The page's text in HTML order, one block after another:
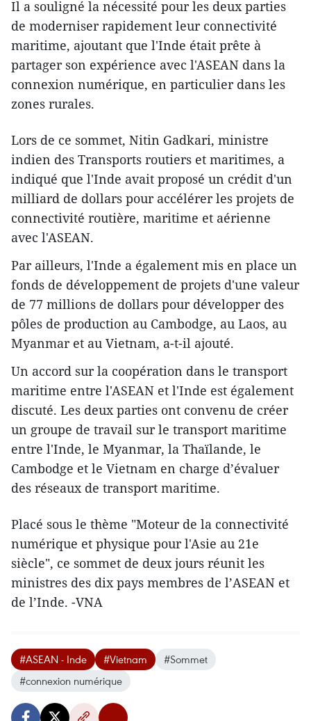
Il a souligné la nécessité pour les deux parties
de moderniser rapidement leur connectivité
maritime, ajoutant que l'Inde était prête à
partager son expérience avec l'ASEAN dans la
connexion numérique, en particulier dans les
zones rurales.
Lors de ce sommet, Nitin Gadkari, ministre
indien des ​Transports routiers et maritimes, a
indiqué que l'Inde avait proposé un crédit d'un
milliard de dollars pour accélérer les projets de
connectivité routière, maritime et aérienne
avec l'ASEAN.
Par ailleurs, l'Inde a également mis en place un
fonds de développement de projets d'une valeur
de 77 millions de dollars pour développer des
pôles de production au Cambodge, au Laos, au
Myanmar et au Vietnam, a-t-il ajouté.
Un accord sur la coopération dans le transport
maritime entre l'ASEAN et l'Inde est également
discuté​. Les deux parties ont convenu de créer
un groupe de travail sur le transport maritime
entre l'Inde, le Myanmar, la Thaïlande, le
Cambodge et le Vietnam en charge d’évaluer ​
des réseaux de transport maritime.
Placé sous le thème "Moteur de la connectivité
numérique et physique pour l'Asie au 21e
siècle", ​ce sommet de deux jours réunit les
ministres des dix pays membres de l’ASEAN et
de l’Inde. -VNA
#ASEAN - Inde #Vietnam
#Sommet
#connexion numérique